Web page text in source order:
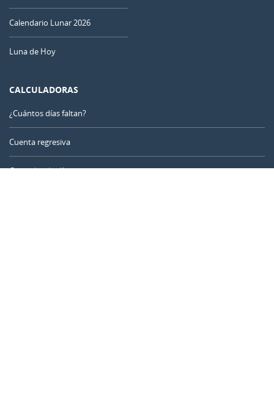
Calendario Lunar 2026
Luna de Hoy
CALCULADORAS
¿Cuántos días faltan?
Cuenta regresiva
Contador de días